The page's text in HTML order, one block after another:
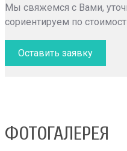
Мы свяжемся с Вами,
сориентируем по
Оставить заявку
ФОТОГАЛЕРЕЯ